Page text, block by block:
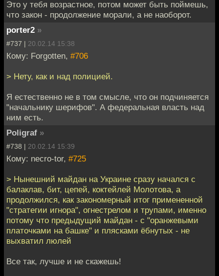
Это у тебя возрастное, потом может быть поймешь,
что закон - продолжение морали, а не наоборот.
porter2 »
#737 | 20.02.14 15:38
Кому: Forgotten, #706
> Нету, как и над полицией.
Я естественно не в том смысле, что он подчиняется
"начальнику шерифов". А федеральная власть над
ним есть.
Poligraf »
#738 | 20.02.14 15:39
Кому: necro-tor, #725
> Нынешний майдан на Украине сразу начался с
балаклав, бит, цепей, коктейлей Молотова, а
продолжился, как закономерный итог примененной
"стратегии игнора", огнестрелом и трупами, именно
потому что предыдущий майдан - с "оранжевыми
платочками на башке" и плясками ёбнутых - не
выхватил люлей
Все так, лучше и не скажешь!